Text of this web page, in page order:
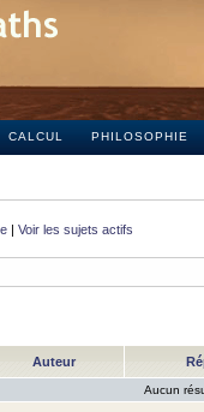
CALCUL PHILOSOPHIE
| Voir les sujets actifs
Auteur
Aucun